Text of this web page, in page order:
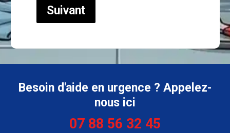
Suivant
Besoin d'aide en urgence ? Appelez-
nous ici
07 88 56 32 45